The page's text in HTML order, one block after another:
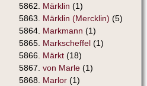
5862. Märklin (1)
5863. Märklin (Mercklin) (5)
5864. Markmann (1)
5865. Markscheffel (1)
5866. Märkt (18)
5867. von Marle (1)
5868. Marlor (1)